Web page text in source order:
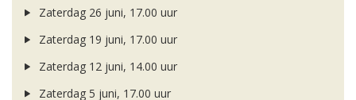
Zaterdag 26 juni, 17.00 uur
Zaterdag 19 juni, 17.00 uur
Zaterdag 12 juni, 14.00 uur
Zaterdag 5 juni, 17.00 uur